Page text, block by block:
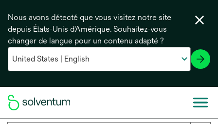
Nous avons détecté que vous visitez notre site
depuis États-Unis d'Amérique. Souhaitez-vous
changer de langue pour un contenu adapté ?